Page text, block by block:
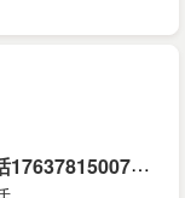
求
租两间小院，二室一厅或三室一厅电话17637815007￥